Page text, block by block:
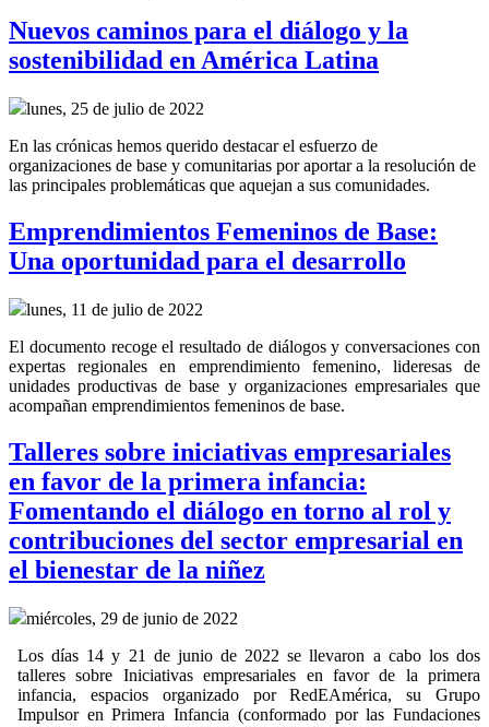
Nuevos caminos para el diálogo y la
sostenibilidad en América Latina
lunes, 25 de julio de 2022
En las crónicas hemos querido destacar el esfuerzo de
organizaciones de base y comunitarias por aportar a la resolución de
las principales problemáticas que aquejan a sus comunidades.
Emprendimientos Femeninos de Base:
Una oportunidad para el desarrollo
lunes, 11 de julio de 2022
El documento recoge el resultado de diálogos y conversaciones con
expertas regionales en emprendimiento femenino, lideresas de
unidades productivas de base y organizaciones empresariales que
acompañan emprendimientos femeninos de base.
Talleres sobre iniciativas empresariales
en favor de la primera infancia:
Fomentando el diálogo en torno al rol y
contribuciones del sector empresarial en
el bienestar de la niñez
miércoles, 29 de junio de 2022
Los días 14 y 21 de junio de 2022 se llevaron a cabo los dos
talleres sobre Iniciativas empresariales en favor de la primera
infancia, espacios organizado por RedEAmérica, su Grupo
Impulsor en Primera Infancia (conformado por las Fundaciones